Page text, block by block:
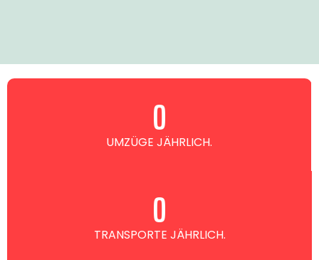
UMZÜGE JÄHRLICH.
0
TRANSPORTE JÄHRLICH.
0